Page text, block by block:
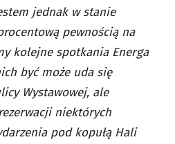
jednak w stanie
pewnością na
kolejne spotkania Energa
być może uda się
Wystawowej, ale
niektórych
pod kopułą Hali